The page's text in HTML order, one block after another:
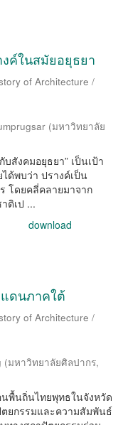
ค์ในสมัยอยุธยา
of Architecture /
(มหาวิทยาลัย
สังคมอยุธยา” เป็นเป้า
ด้พบว่า ปรางค์เป็น
โดยคลี่คลายมาจาก
ติเป ...
download
ดนภาคใต้
of Architecture /
(มหาวิทยาลัยศิลปากร,
นพื้นถิ่นไทยพุทธในจังหวัด
ยกรรมและความสัมพันธ์